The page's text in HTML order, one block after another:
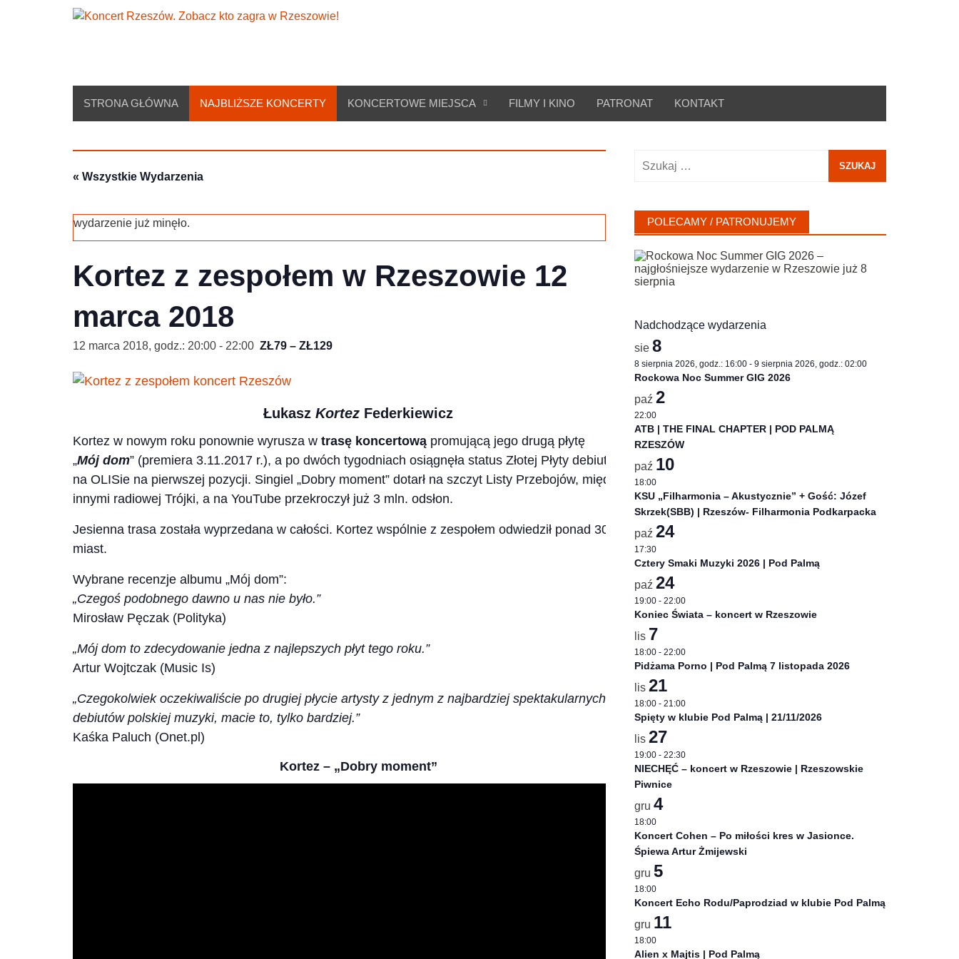
STRONA GŁÓWNA NAJBLIŻSZE KONCERTY KONCERTOWE MIEJSCA FILMY I KINO PATRONAT KONTAKT
« Wszystkie Wydarzenia
wydarzenie już minęło.
Kortez z zespołem w Rzeszowie 12
marca 2018
12 marca 2018, godz.: 20:00 - 22:00 ZŁ79 – ZŁ129
Łukasz Kortez Federkiewicz
Kortez w nowym roku ponownie wyrusza w trasę koncertową promującą jego drugą płytę
„Mój dom” (premiera 3.11.2017 r.), a po dwóch tygodniach osiągnęła status Złotej Płyty debiutując
na OLISie na pierwszej pozycji. Singiel „Dobry moment” dotarł na szczyt Listy Przebojów, między
innymi radiowej Trójki, a na YouTube przekroczył już 3 mln. odsłon.
Jesienna trasa została wyprzedana w całości. Kortez wspólnie z zespołem odwiedził ponad 30
miast.
Wybrane recenzje albumu „Mój dom”:
„Czegoś podobnego dawno u nas nie było.”
Mirosław Pęczak (Polityka)
„Mój dom to zdecydowanie jedna z najlepszych płyt tego roku.”
Artur Wojtczak (Music Is)
„Czegokolwiek oczekiwaliście po drugiej płycie artysty z jednym z najbardziej spektakularnych
debiutów polskiej muzyki, macie to, tylko bardziej.”
Kaśka Paluch (Onet.pl)
Kortez – „Dobry moment”
POLECAMY / PATRONUJEMY
Nadchodzące wydarzenia
sie 8
8 sierpnia 2026, godz.: 16:00- 9 sierpnia 2026, godz.: 02:00
Rockowa Noc Summer GIG 2026
paź 2
22:00
ATB | THE FINAL CHAPTER | POD PALMĄ
RZESZÓW
paź 10
18:00
KSU „Filharmonia – Akustycznie” + Gość: Józef
Skrzek(SBB) | Rzeszów- Filharmonia Podkarpacka
paź 24
17:30
Cztery Smaki Muzyki 2026 | Pod Palmą
paź 24
19:00- 22:00
Koniec Świata – koncert w Rzeszowie
lis 7
18:00- 22:00
Pidżama Porno | Pod Palmą 7 listopada 2026
lis 21
18:00- 21:00
Spięty w klubie Pod Palmą | 21/11/2026
lis 27
19:00- 22:30
NIECHĘĆ – koncert w Rzeszowie | Rzeszowskie
Piwnice
gru 4
18:00
Koncert Cohen – Po miłości kres w Jasionce.
Śpiewa Artur Żmijewski
gru 5
18:00
Koncert Echo Rodu/Paprodziad w klubie Pod Palmą
gru 11
18:00
Alien x Majtis | Pod Palmą